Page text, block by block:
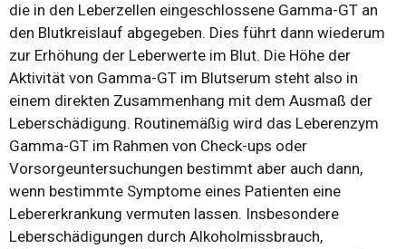
die in den Leberzellen eingeschlossene Gamma-GT an
den Blutkreislauf abgegeben. Dies führt dann wiederum
zur Erhöhung der Leberwerte im Blut. Die Höhe der
Aktivität von Gamma-GT im Blutserum steht also in
einem direkten Zusammenhang mit dem Ausmaß der
Leberschädigung. Routinemäßig wird das Leberenzym
Gamma-GT im Rahmen von Check-ups oder
Vorsorgeuntersuchungen bestimmt aber auch dann,
wenn bestimmte Symptome eines Patienten eine
Lebererkrankung vermuten lassen. Insbesondere
Leberschädigungen durch Alkoholmissbrauch,